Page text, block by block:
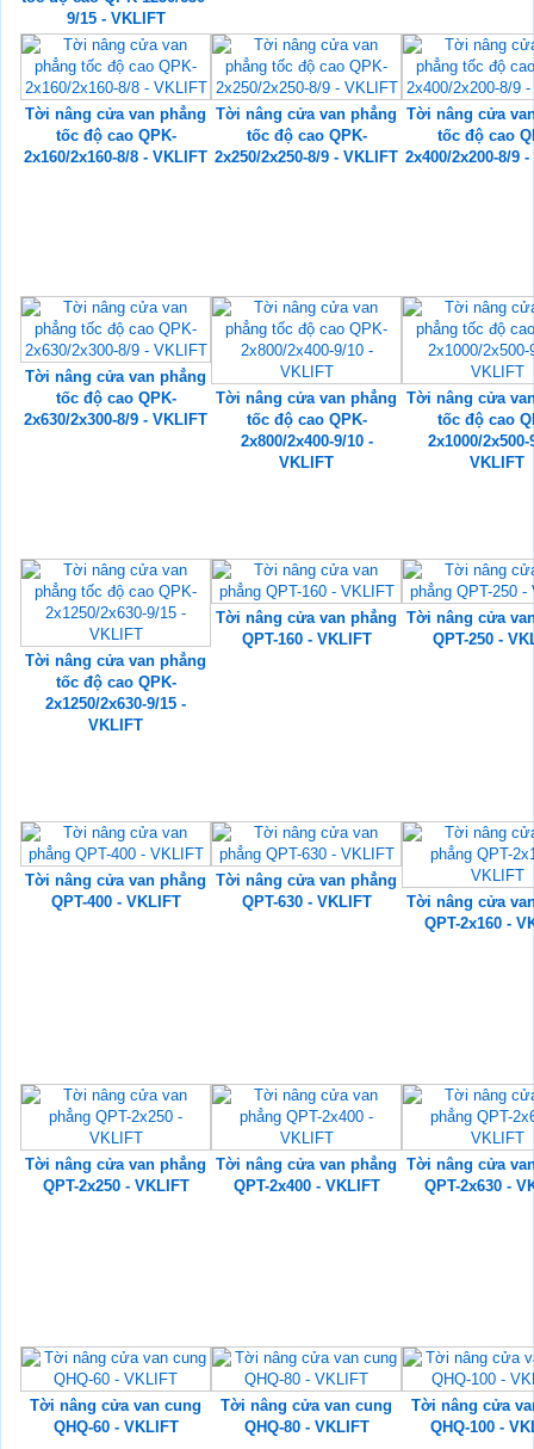
9/15 - VKLIFT
Tời nâng cửa van phẳng
tốc độ cao QPK-
2x160/2x160-8/8 - VKLIFT
Tời nâng cửa van phẳng
tốc độ cao QPK-
2x250/2x250-8/9 - VKLIFT
Tời nâng cửa
tốc độ cao
2x400/2x200-8/9
Tời nâng cửa van phẳng
tốc độ cao QPK-
2x630/2x300-8/9 - VKLIFT
Tời nâng cửa van phẳng
tốc độ cao QPK-
2x800/2x400-9/10 -
VKLIFT
Tời nâng cửa
tốc độ cao
2x1000/2x500-
VKLIFT
Tời nâng cửa van phẳng
tốc độ cao QPK-
2x1250/2x630-9/15 -
VKLIFT
Tời nâng cửa van phẳng
QPT-160 - VKLIFT
Tời nâng cửa
QPT-250 -
Tời nâng cửa van phẳng
QPT-400 - VKLIFT
Tời nâng cửa van phẳng
QPT-630 - VKLIFT
Tời nâng cửa
QPT-2x160 -
Tời nâng cửa van phẳng
QPT-2x250 - VKLIFT
Tời nâng cửa van phẳng
QPT-2x400 - VKLIFT
Tời nâng cửa
QPT-2x630 -
Tời nâng cửa van cung
QHQ-60 - VKLIFT
Tời nâng cửa van cung
QHQ-80 - VKLIFT
Tời nâng cửa
QHQ-100 -